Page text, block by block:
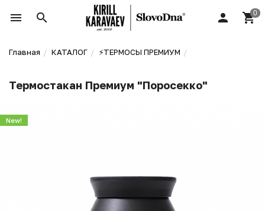
Главная КАТАЛОГ ⚡️ТЕРМОСЫ ПРЕМИУМ
Термостакан Премиум "Поросекко"
New!